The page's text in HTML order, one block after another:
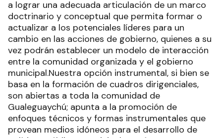
a lograr una adecuada articulación de un marco
doctrinario y conceptual que permita formar o
actualizar a los potenciales líderes para un
cambio en las acciones de gobierno, quienes a su
vez podrán establecer un modelo de interacción
entre la comunidad organizada y el gobierno
municipal.Nuestra opción instrumental, si bien se
basa en la formación de cuadros dirigenciales,
son abiertas a toda la comunidad de
Gualeguaychú; apunta a la promoción de
enfoques técnicos y formas instrumentales que
provean medios idóneos para el desarrollo de